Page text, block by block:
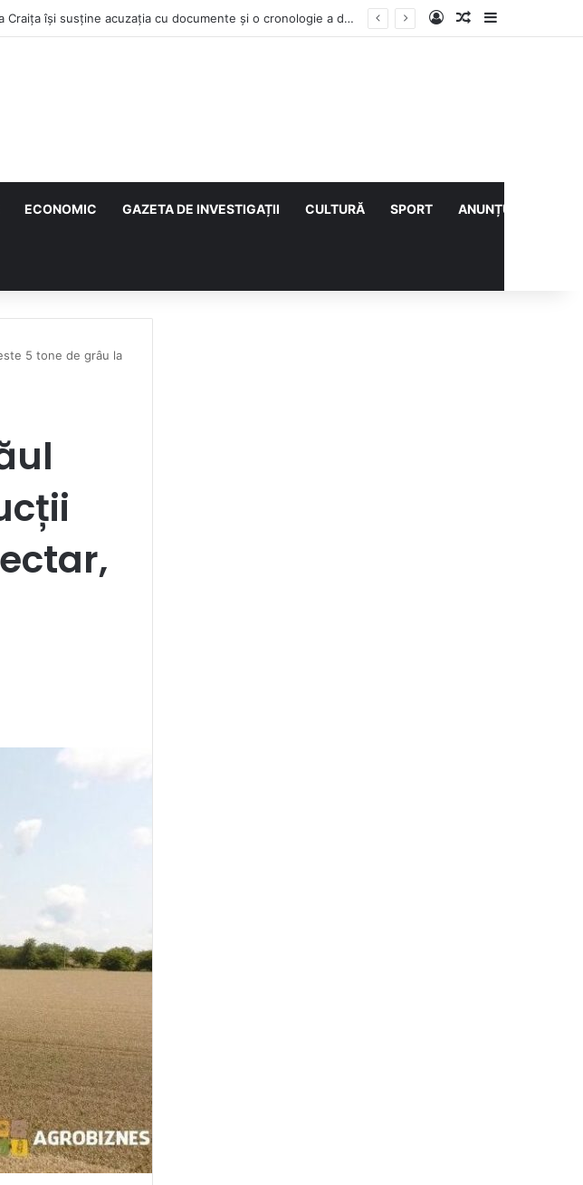
Contractul Climatic continuă prin Compania de Apă? Haritina Craița își susține acuzația cu documente și o cronologie a deciziilor Log InArticol aleatoriu
Sidebar
ECONOMIC GAZETA DE INVESTIGAȚII CULTURĂ SPORT ANUNȚURI
5 tone de grâu la